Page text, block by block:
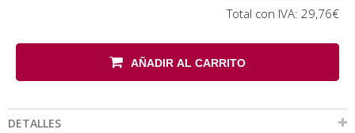
Total con IVA: 29,76€
AÑADIR AL CARRITO
DETALLES